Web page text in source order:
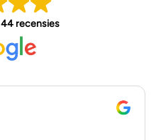
44 recensies